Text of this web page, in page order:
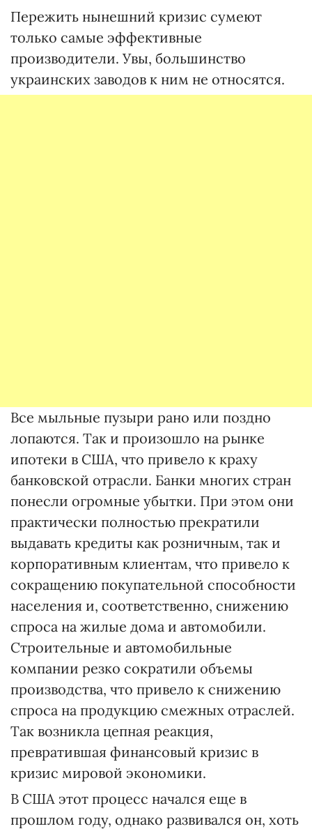
Пережить нынешний кризис сумеют
только самые эффективные
производители. Увы, большинство
украинских заводов к ним не относятся.
Все мыльные пузыри рано или поздно
лопаются. Так и произошло на рынке
ипотеки в США, что привело к краху
банковской отрасли. Банки многих стран
понесли огромные убытки. При этом они
практически полностью прекратили
выдавать кредиты как розничным, так и
корпоративным клиентам, что привело к
сокращению покупательной способности
населения и, соответственно, снижению
спроса на жилые дома и автомобили.
Строительные и автомобильные
компании резко сократили объемы
производства, что привело к снижению
спроса на продукцию смежных отраслей.
Так возникла цепная реакция,
превратившая финансовый кризис в
кризис мировой экономики.
В США этот процесс начался еще в
прошлом году, однако развивался он, хоть